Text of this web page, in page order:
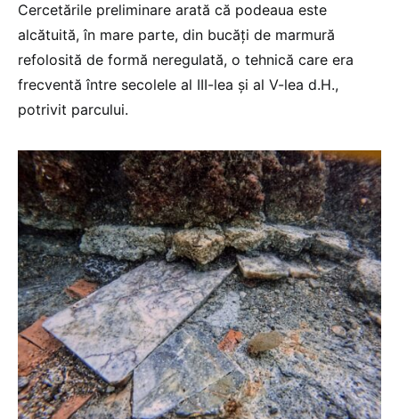
Cercetările preliminare arată că podeaua este
alcătuită, în mare parte, din bucăți de marmură
refolosită de formă neregulată, o tehnică care era
frecventă între secolele al III-lea și al V-lea d.H.,
potrivit parcului.